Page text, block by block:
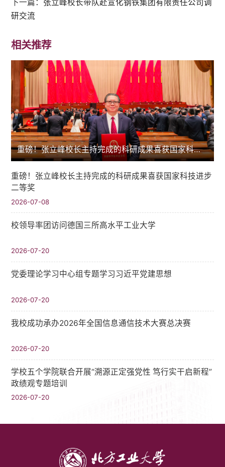
下一篇： 张立峰校长带队赴宣化钢铁集团有限责任公司调
研交流
相关推荐
重磅！张立峰校长主持完成的科研成果喜获国家科技进步二等奖
重磅！张立峰校长主持完成的科研成果喜获国家科技进步
二等奖
2026-07-08
校领导率团访问德国三所高水平工业大学
2026-07-20
党委理论学习中心组专题学习习近平党建思想
2026-07-20
我校成功承办2026年全国信息通信技术大赛总决赛
2026-07-20
学校五个学院联合开展“溯源正定强党性 笃行实干启新程”
政绩观专题培训
2026-07-20